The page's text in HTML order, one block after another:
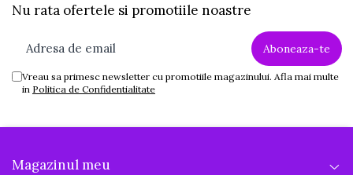
Nu rata ofertele si promotiile noastre
Vreau sa primesc newsletter cu promotiile magazinului. Afla mai multe
in Politica de Confidentialitate
Magazinul meu